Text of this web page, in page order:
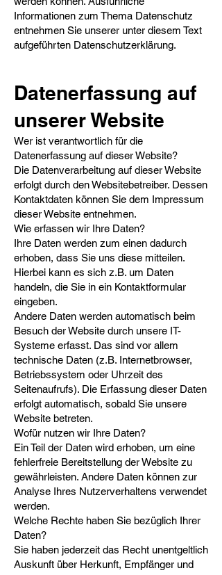
Informationen zum Thema Datenschutz
entnehmen Sie unserer unter diesem Text
aufgeführten Datenschutzerklärung.
Datenerfassung auf
unserer Website​
Wer ist verantwortlich für die
Datenerfassung auf dieser Website?
Die Datenverarbeitung auf dieser Website
erfolgt durch den Websitebetreiber. Dessen
Kontaktdaten können Sie dem Impressum
dieser Website entnehmen.
Wie erfassen wir Ihre Daten?
Ihre Daten werden zum einen dadurch
erhoben, dass Sie uns diese mitteilen.
Hierbei kann es sich z.B. um Daten
handeln, die Sie in ein Kontaktformular
eingeben.
Andere Daten werden automatisch beim
Besuch der Website durch unsere IT-
Systeme erfasst. Das sind vor allem
technische Daten (z.B. Internetbrowser,
Betriebssystem oder Uhrzeit des
Seitenaufrufs). Die Erfassung dieser Daten
erfolgt automatisch, sobald Sie unsere
Website betreten.
Wofür nutzen wir Ihre Daten?
Ein Teil der Daten wird erhoben, um eine
fehlerfreie Bereitstellung der Website zu
gewährleisten. Andere Daten können zur
Analyse Ihres Nutzerverhaltens verwendet
werden.
Welche Rechte haben Sie bezüglich Ihrer
Daten?
Sie haben jederzeit das Recht unentgeltlich
Auskunft über Herkunft, Empfänger und